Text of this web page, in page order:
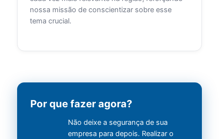
nossa missão de conscientizar sobre esse
tema crucial.
Por que fazer agora?
Não deixe a segurança de sua
empresa para depois. Realizar o